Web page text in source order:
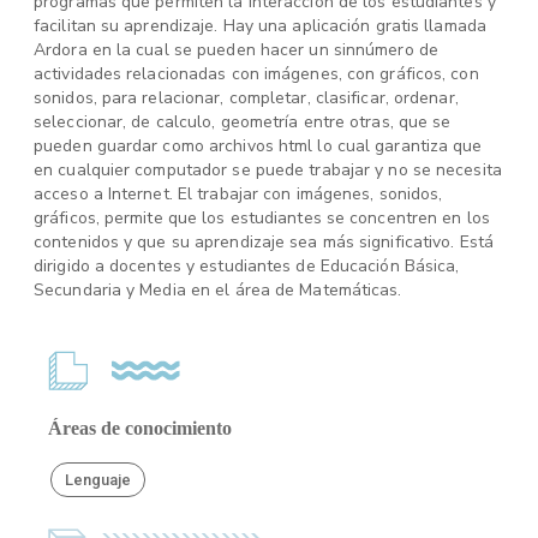
facilitan su aprendizaje. Hay una aplicación gratis llamada
Ardora en la cual se pueden hacer un sinnúmero de
actividades relacionadas con imágenes, con gráficos, con
sonidos, para relacionar, completar, clasificar, ordenar,
seleccionar, de calculo, geometría entre otras, que se
pueden guardar como archivos html lo cual garantiza que
en cualquier computador se puede trabajar y no se necesita
acceso a Internet. El trabajar con imágenes, sonidos,
gráficos, permite que los estudiantes se concentren en los
contenidos y que su aprendizaje sea más significativo. Está
dirigido a docentes y estudiantes de Educación Básica,
Secundaria y Media en el área de Matemáticas.
Áreas de conocimiento
Lenguaje